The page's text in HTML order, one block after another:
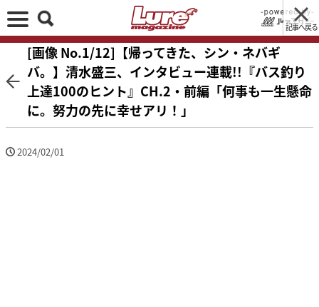
記事へ戻る
[画像 No.1/12]【帰ってきた、シン・ネバギ
バ。】清水盛三、インタビュー連載!!『バス釣り
上達100のヒント』CH.2・前編「何事も一生懸命
に。努力の先に幸せアリ！」
2024/02/01